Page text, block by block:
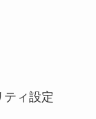
ィ設定